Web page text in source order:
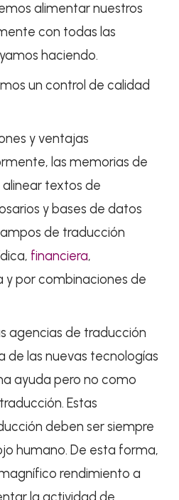
alimentar nuestros
con todas las
haciendo.
un control de calidad
y ventajas
las memorias de
textos de
y bases de datos
de traducción
financiera,
por combinaciones de
agencias de traducción
de las nuevas tecnologías
ayuda pero no como
Estas
deben ser siempre
humano. De esta forma,
rendimiento a